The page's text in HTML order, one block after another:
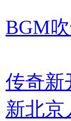
BGM
传奇新
新北京